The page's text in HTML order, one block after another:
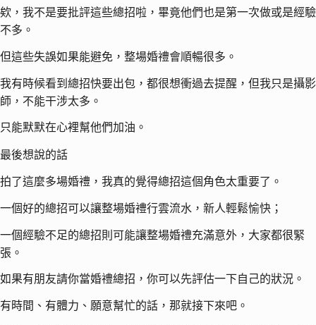
欸，我不是要批評這些總招啦，畢竟他們也是第一次做或是經驗
不多。
但這些失誤如果能避免，整場婚禮會順暢很多。
我有時候看到總招快要出包，都很想衝過去提醒，但我只是攝影
師，不能干涉太多。
只能默默在心裡幫他們加油。
最後想說的話
拍了這麼多場婚禮，我真的覺得總招這個角色太重要了。
一個好的總招可以讓整場婚禮行雲流水，新人輕鬆愉快；
一個經驗不足的總招則可能讓整場婚禮充滿意外，大家都很緊
張。
如果有朋友請你當婚禮總招，你可以先評估一下自己的狀況。
有時間、有體力、願意幫忙的話，那就接下來吧。